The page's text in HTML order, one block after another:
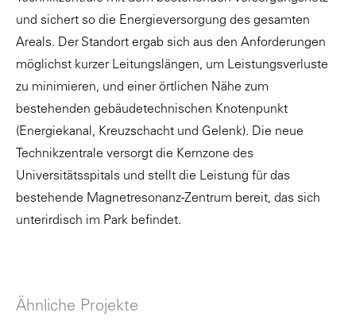
und sichert so die Energieversorgung des gesamten
Areals. Der Standort ergab sich aus den Anforderungen
möglichst kurzer Leitungslängen, um Leistungsverluste
zu minimieren, und einer örtlichen Nähe zum
bestehenden gebäudetechnischen Knotenpunkt
(Energiekanal, Kreuzschacht und Gelenk). Die neue
Technikzentrale versorgt die Kernzone des
Universitätsspitals und stellt die Leistung für das
bestehende Magnetresonanz-Zentrum bereit, das sich
unterirdisch im Park befindet.
Ähnliche Projekte